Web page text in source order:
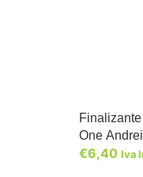
One
€6,40 Iva